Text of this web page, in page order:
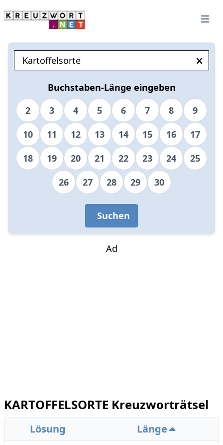
Open
Buchstaben-Länge eingeben
2
3 4 5 6 7 8
9
10
11 12 13 14 15 16
17
18
19 20 21 22 23 24
25
26
27 28 29 30
Suchen
Ad
KARTOFFELSORTE Kreuzworträtsel
Lösung Länge